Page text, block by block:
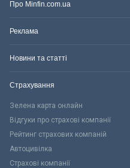
Про Minfin.com.ua
Реклама
Новини та статті
Страхування
Зелена карта онлайн
Відгуки про страхові компанії
Рейтинг страхових компаній
Автоцивілка
Страхові компанії